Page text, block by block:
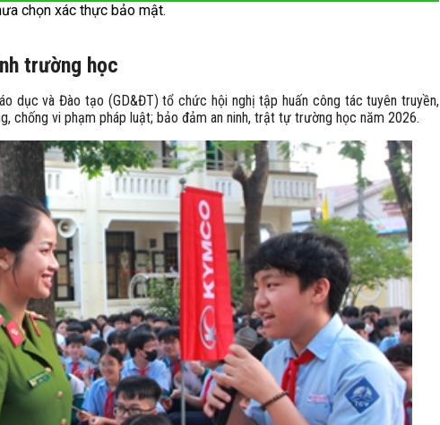
chọn xác thực bảo mật.
trường học
dục và Đào tạo (GD&ĐT) tổ chức hội nghị tập huấn công tác tuyên truyền,
chống vi phạm pháp luật; bảo đảm an ninh, trật tự trường học năm 2026.